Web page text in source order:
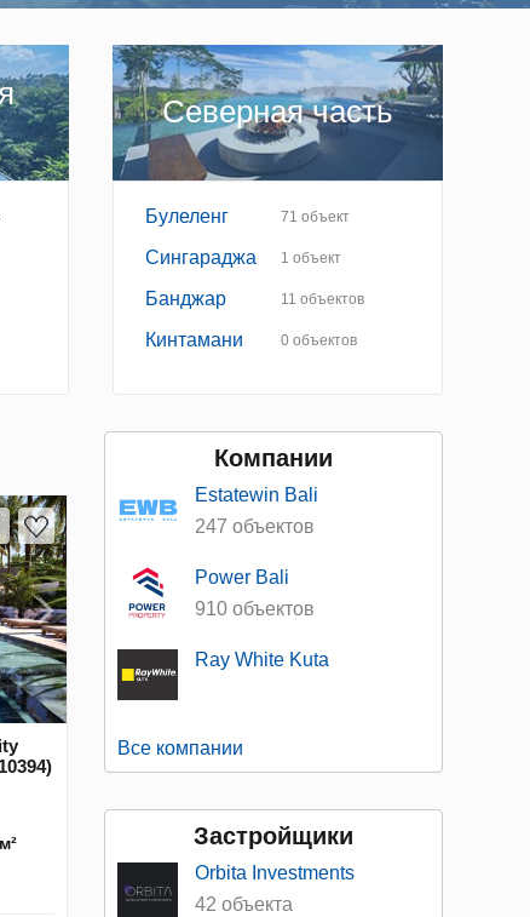
Северная часть
Булеленг 71 объект
Сингараджа 1 объект
Банджар 11 объектов
Кинтамани 0объектов
Компании
Estatewin Bali
247 объектов
Power Bali
910 объектов
Ray White Kuta
Все компании
Застройщики
Orbita Investments
42 объекта